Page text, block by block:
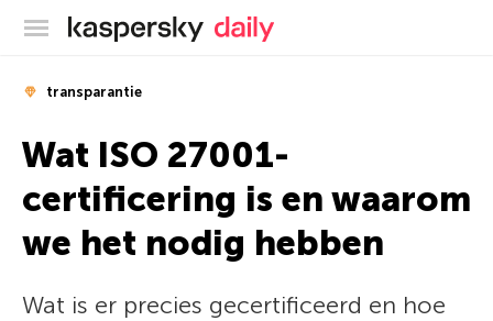
Kaspersky official blog
transparantie
Wat ISO 27001-
certificering is en waarom
we het nodig hebben
Wat is er precies gecertificeerd en hoe